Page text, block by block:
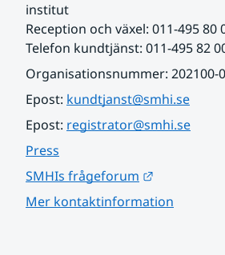
institut
Reception och växel: 011-495 80
Telefon kundtjänst: 011-495 82
Organisationsnummer: 202100-
Epost: kundtjanst@smhi.se
Epost: registrator@smhi.se
Press
SMHIs frågeforum
Mer kontaktinformation